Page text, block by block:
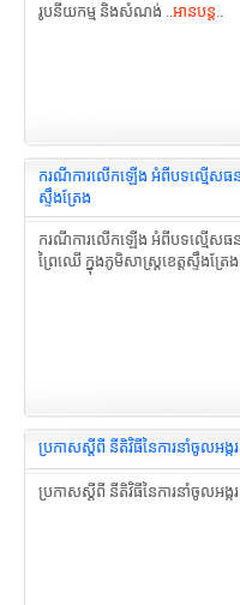
រូបនីយកម្ម និងសំណង់ ..អានបន្ត..
ករណីការលើកឡើង អំពីបទល្មើសធន
ស្ទឹងត្រែង
ករណីការលើកឡើង អំពីបទល្មើសធ
ព្រៃឈើ ក្នុងភូមិសាស្ត្រខេត្តស្ទឹងត្រែ
ប្រកាសស្តីពី នីតិវិធីនៃការនាំចូលអង្ក
ប្រកាសស្តីពី នីតិវិធីនៃការនាំចូលអង្ក